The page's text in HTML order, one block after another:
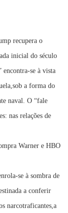
recupera o
inicial do século
encontra-se à vista
a forma do
naval. O “fale
nas relações de
Warner e HBO
se à sombra de
a conferir
narcotraficantes,a